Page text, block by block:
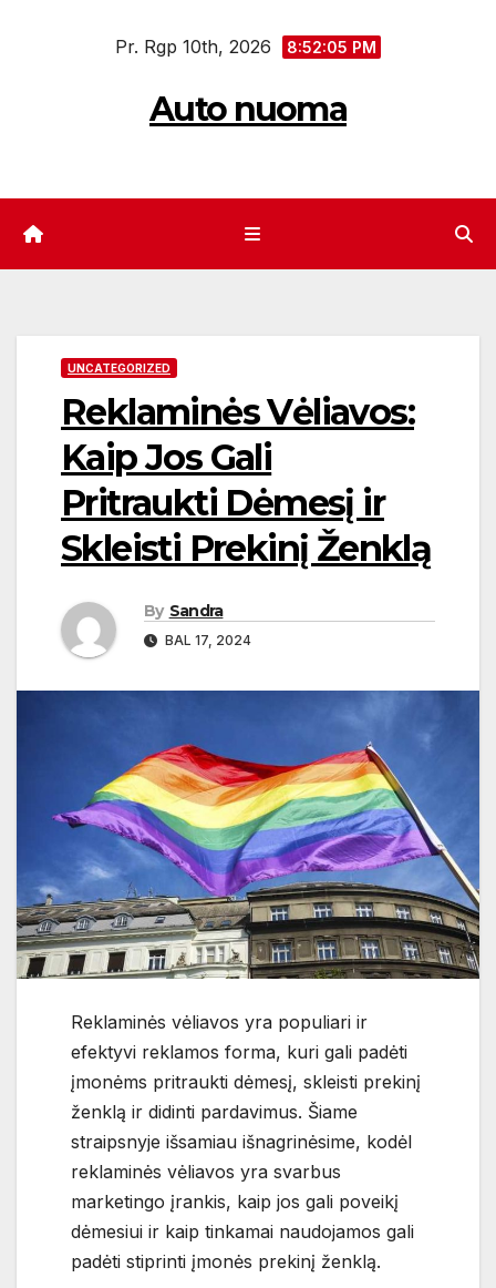
Pr. Rgp 10th, 2026 8:52:06 PM
Auto nuoma
UNCATEGORIZED
Reklaminės Vėliavos:
Kaip Jos Gali
Pritraukti Dėmesį ir
Skleisti Prekinį Ženklą
By Sandra
BAL 17, 2024
Reklaminės vėliavos yra populiari ir
efektyvi reklamos forma, kuri gali padėti
įmonėms pritraukti dėmesį, skleisti prekinį
ženklą ir didinti pardavimus. Šiame
straipsnyje išsamiau išnagrinėsime, kodėl
reklaminės vėliavos yra svarbus
marketingo įrankis, kaip jos gali poveikį
dėmesiui ir kaip tinkamai naudojamos gali
padėti stiprinti įmonės prekinį ženklą.